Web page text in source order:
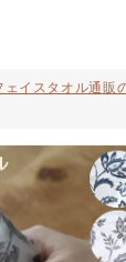
ェイスタオル通販